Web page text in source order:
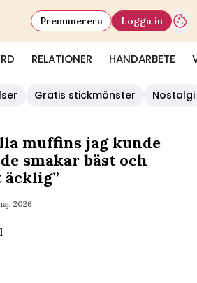
RELATIONER HANDARBETE
Prenumerera Logga in
Gratis stickmönster
Nostalgi
muffins jag kunde
smakar bäst och
äcklig”
2026